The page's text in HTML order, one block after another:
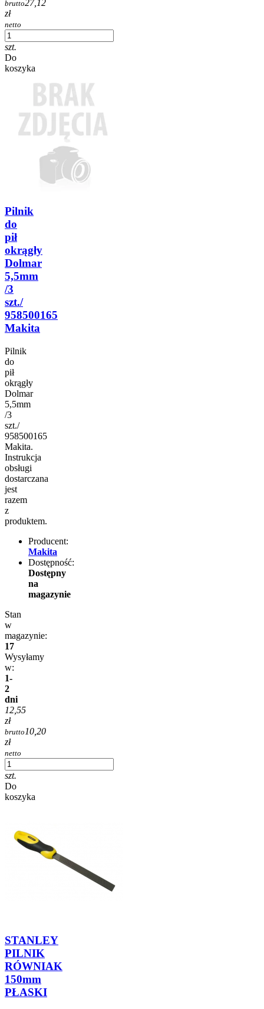
brutto27,12
zł
netto
szt.
Do
koszyka
Pilnik
do
pił
okrągły
Dolmar
5,5mm
/3
szt./
958500165
Makita
Pilnik
do
pił
okrągły
Dolmar
5,5mm
/3
szt./
958500165
Makita.
Instrukcja
obsługi
dostarczana
jest
razem
z
produktem.
Producent:
Makita
Dostępność:
Dostępny
na
magazynie
Stan
w
magazynie:
17
Wysyłamy
w:
1-
2
dni
12,55
zł
brutto 10,20
zł
netto
szt.
Do
koszyka
STANLEY
PILNIK
RÓWNIAK
150mm
PŁASKI